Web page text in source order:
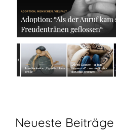
Neueste Beiträge